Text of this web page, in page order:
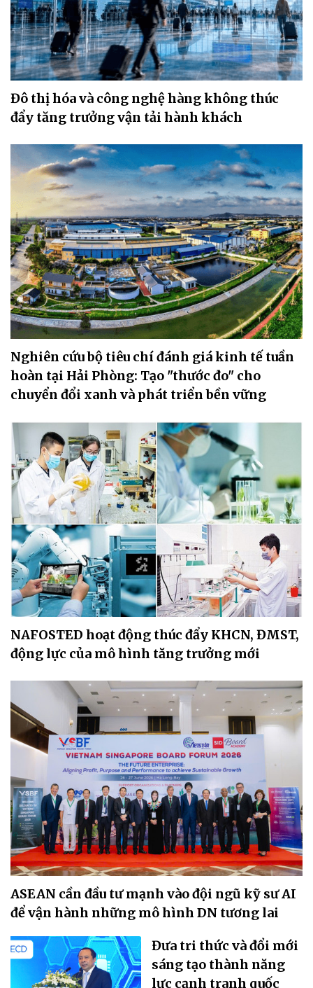
Đô thị hóa và công nghệ hàng không thúc
đẩy tăng trưởng vận tải hành khách
Nghiên cứu bộ tiêu chí đánh giá kinh tế tuần
hoàn tại Hải Phòng: Tạo "thước đo" cho
chuyển đổi xanh và phát triển bền vững
NAFOSTED hoạt động thúc đẩy KHCN, ĐMST,
động lực của mô hình tăng trưởng mới
ASEAN cần đầu tư mạnh vào đội ngũ kỹ sư AI
để vận hành những mô hình DN tương lai
Đưa tri thức và đổi mới
sáng tạo thành năng
lực cạnh tranh quốc